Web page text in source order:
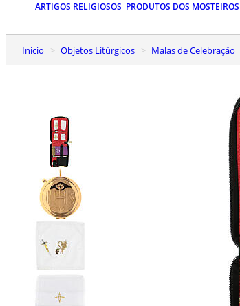
ARTIGOS RELIGIOSOS PRODUTOS DOS MOSTEIROS
Inicio Objetos Litúrgicos Malas de Celebração